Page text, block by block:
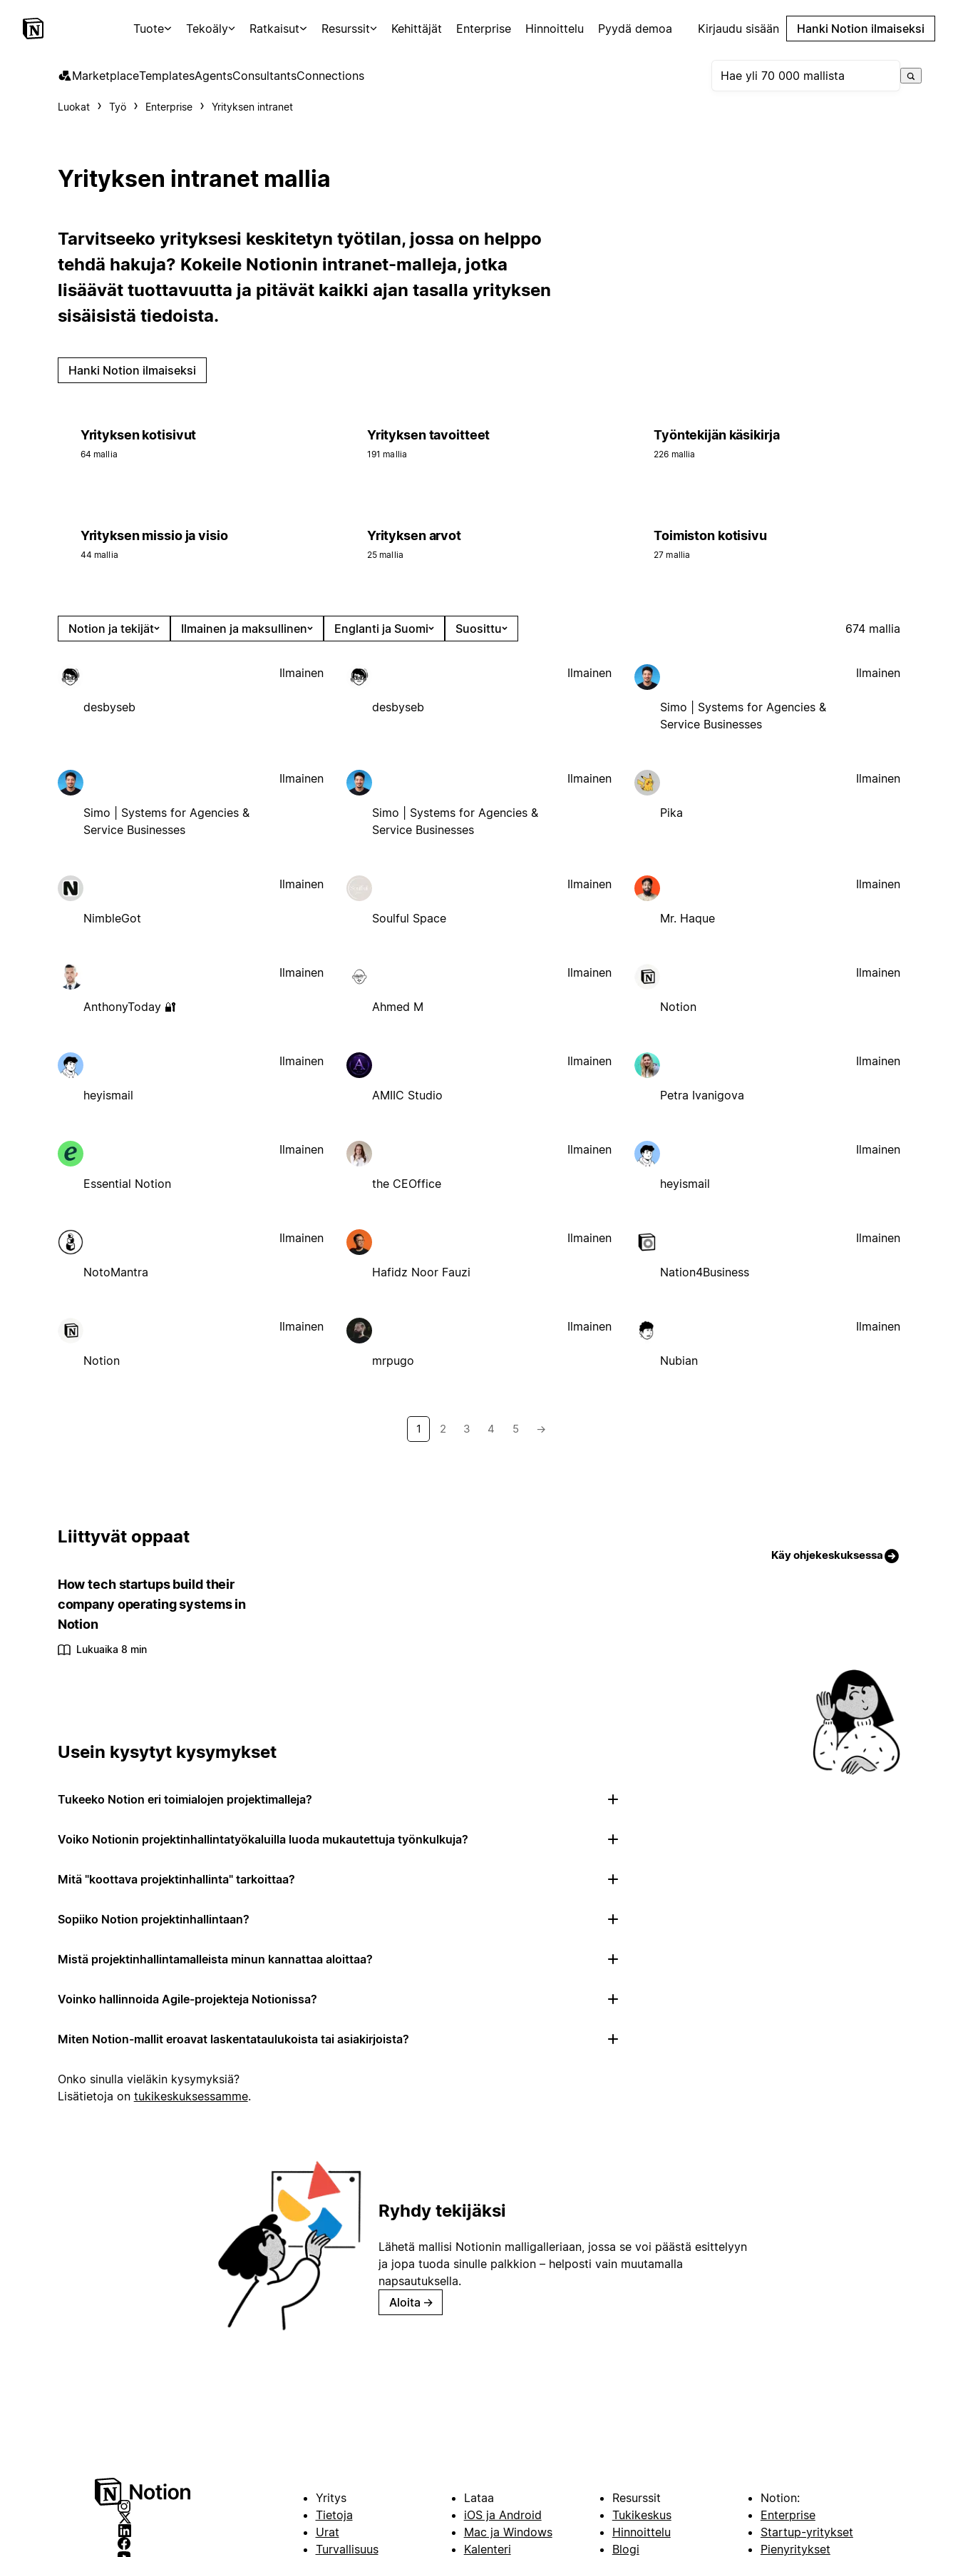
Tuote Tekoäly Ratkaisut Resurssit Kehittäjät Enterprise Hinnoittelu Pyydä demoa Kirjaudu sisään Hanki Notion ilmaiseksi
MarketplaceTemplatesAgentsConsultantsConnections
Luokat Työ Enterprise Yrityksen intranet
Yrityksen intranet mallia
Tarvitseeko yrityksesi keskitetyn työtilan, jossa on helppo
tehdä hakuja? Kokeile Notionin intranet-malleja, jotka
lisäävät tuottavuutta ja pitävät kaikki ajan tasalla yrityksen
sisäisistä tiedoista.
Hanki Notion ilmaiseksi
Yrityksen kotisivut
64 mallia
Yrityksen tavoitteet
191 mallia
Työntekijän käsikirja
226 mallia
Yrityksen missio ja visio
44 mallia
Yrityksen arvot
25 mallia
Toimiston kotisivu
27 mallia
Notion ja tekijät Ilmainen ja maksullinen Englanti ja Suomi Suosittu 674 mallia
desbyseb
Ilmainen
desbyseb
Ilmainen
Simo | Systems for Agencies &
Service Businesses
Ilmainen
Simo | Systems for Agencies &
Service Businesses
Ilmainen
Simo | Systems for Agencies &
Service Businesses
Ilmainen
Pika
Ilmainen
NimbleGot
Ilmainen
Soulful Space
Ilmainen
Mr. Haque
Ilmainen
AnthonyToday 🔐
Ilmainen
Ahmed M
Ilmainen
Notion
Ilmainen
heyismail
Ilmainen
AMIIC Studio
Ilmainen
Petra Ivanigova
Ilmainen
Essential Notion
Ilmainen
the CEOffice
Ilmainen
heyismail
Ilmainen
NotoMantra
Ilmainen
Hafidz Noor Fauzi
Ilmainen
Nation4Business
Ilmainen
Notion
Ilmainen
mrpugo
Ilmainen
Nubian
Ilmainen
1 2 3 4 5 →
Liittyvät oppaat
Käy ohjekeskuksessa
How tech startups build their
company operating systems in
Notion
Lukuaika 8 min
Usein kysytyt kysymykset
Tukeeko Notion eri toimialojen projektimalleja?
Voiko Notionin projektinhallintatyökaluilla luoda mukautettuja työnkulkuja?
Mitä "koottava projektinhallinta" tarkoittaa?
Sopiiko Notion projektinhallintaan?
Mistä projektinhallintamalleista minun kannattaa aloittaa?
Voinko hallinnoida Agile-projekteja Notionissa?
Miten Notion-mallit eroavat laskentataulukoista tai asiakirjoista?
Onko sinulla vieläkin kysymyksiä?
Lisätietoja on tukikeskuksessamme.
Ryhdy tekijäksi
Lähetä mallisi Notionin malligalleriaan, jossa se voi päästä esittelyyn
ja jopa tuoda sinulle palkkion – helposti vain muutamalla
napsautuksella.
Aloita →
Yritys
Tietoja
Urat
Turvallisuus
Lataa
iOS ja Android
Mac ja Windows
Kalenteri
Resurssit
Tukikeskus
Hinnoittelu
Blogi
Notion:
Enterprise
Startup-yritykset
Pienyritykset